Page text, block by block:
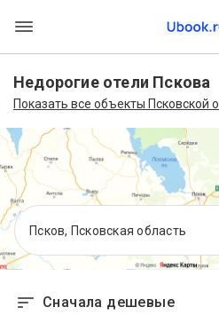
Недорогие отели Пскова
Показать все объекты Псковской
Псков, Псковская область
Сначала дешевые